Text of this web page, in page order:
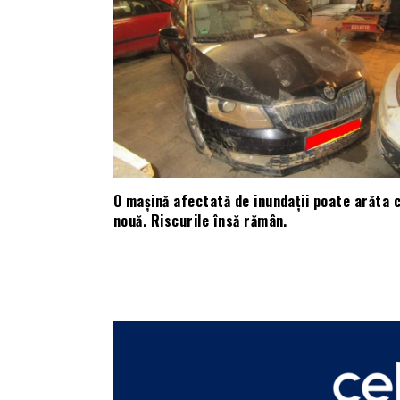
O mașină afectată de inundații poate arăta
nouă. Riscurile însă rămân.